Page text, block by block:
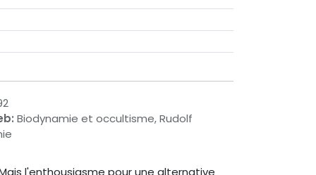
Biodynamie et occultisme, Rudolf